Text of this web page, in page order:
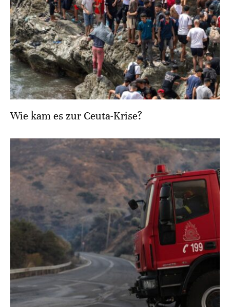
Wie kam es zur Ceuta-Krise?